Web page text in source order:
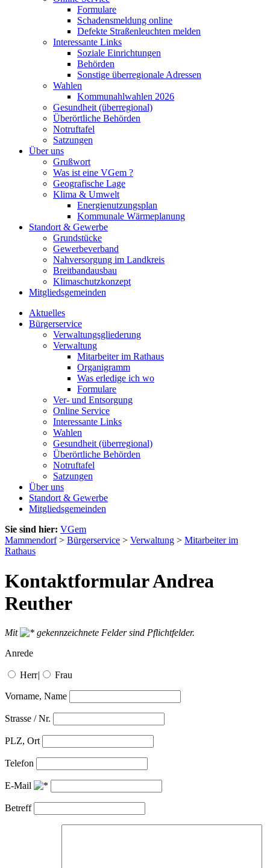
Formulare
Schadensmeldung online
Defekte Straßenleuchten melden
Interessante Links
Soziale Einrichtungen
Behörden
Sonstige überregionale Adressen
Wahlen
Kommunahlwahlen 2026
Gesundheit (überregional)
Überörtliche Behörden
Notruftafel
Satzungen
Über uns
Grußwort
Was ist eine VGem ?
Geografische Lage
Klima & Umwelt
Energienutzungsplan
Kommunale Wärmeplanung
Standort & Gewerbe
Grundstücke
Gewerbeverband
Nahversorgung im Landkreis
Breitbandausbau
Klimaschutzkonzept
Mitgliedsgemeinden
Aktuelles
Bürgerservice
Verwaltungsgliederung
Verwaltung
Mitarbeiter im Rathaus
Organigramm
Was erledige ich wo
Formulare
Ver- und Entsorgung
Online Service
Interessante Links
Wahlen
Gesundheit (überregional)
Überörtliche Behörden
Notruftafel
Satzungen
Über uns
Standort & Gewerbe
Mitgliedsgemeinden
Sie sind hier: VGem
Mammendorf> Bürgerservice > Verwaltung > Mitarbeiter im
Rathaus
Kontaktformular Andrea
Reuther
Mit
gekennzeichnete Felder sind Pflichtfelder.
Anrede
Herr| Frau
Vorname, Name
Strasse / Nr.
PLZ, Ort
Telefon
E-Mail
Betreff